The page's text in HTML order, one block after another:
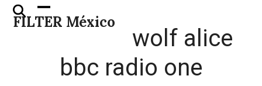
Skip
FILTER México
Open
mobile
Close
mobile
wolf alice
bbc radio one